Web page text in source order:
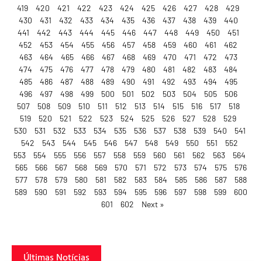
419
420 421 422 423 424 425 426 427 428
429
430
431 432 433 434 435 436 437 438 439
440
441
442 443 444 445 446 447 448 449 450
451
452
453 454 455 456 457 458 459 460 461
462
463
464 465 466 467 468 469 470 471 472
473
474
475 476 477 478 479 480 481 482 483
484
485
486 487 488 489 490 491 492 493 494
495
496
497 498 499 500 501 502 503 504 505
506
507
508 509 510 511 512 513 514 515 516 517
518
519
520 521 522 523 524 525 526 527 528
529
530
531 532 533 534 535 536 537 538 539 540
541
542
543 544 545 546 547 548 549 550 551
552
553
554 555 556 557 558 559 560 561 562 563
564
565
566 567 568 569 570 571 572 573 574 575
576
577
578 579 580 581 582 583 584 585 586 587
588
589
590 591 592 593 594 595 596 597 598 599
600
601
602 Next »
Últimas Notícias